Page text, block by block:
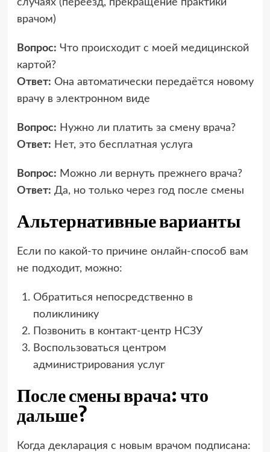
случаях (переезд, прекращение практики
врачом)
Вопрос: Что происходит с моей медицинской
картой?
Ответ: Она автоматически передаётся новому
врачу в электронном виде
Вопрос: Нужно ли платить за смену врача?
Ответ: Нет, это бесплатная услуга
Вопрос: Можно ли вернуть прежнего врача?
Ответ: Да, но только через год после смены
Альтернативные варианты
Если по какой-то причине онлайн-способ вам
не подходит, можно:
Обратиться непосредственно в
поликлинику
Позвонить в контакт-центр НСЗУ
Воспользоваться центром
администрирования услуг
После смены врача: что
дальше?
Когда декларация с новым врачом подписана: